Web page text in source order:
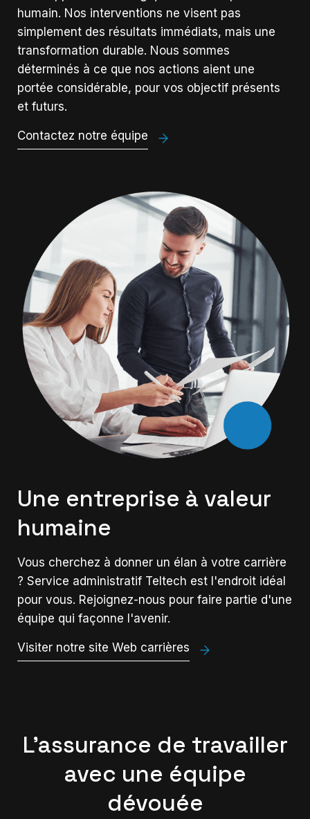
humain. Nos interventions ne visent pas
simplement des résultats immédiats, mais une
transformation durable. Nous sommes
déterminés à ce que nos actions aient une
portée considérable, pour vos objectif présents
et futurs.
Contactez notre équipe
Une entreprise à valeur
humaine
Vous cherchez à donner un élan à votre carrière
? Service administratif Teltech est l'endroit idéal
pour vous. Rejoignez-nous pour faire partie d'une
équipe qui façonne l'avenir.
Visiter notre site Web carrières
L'assurance de travailler
avec une équipe
dévouée